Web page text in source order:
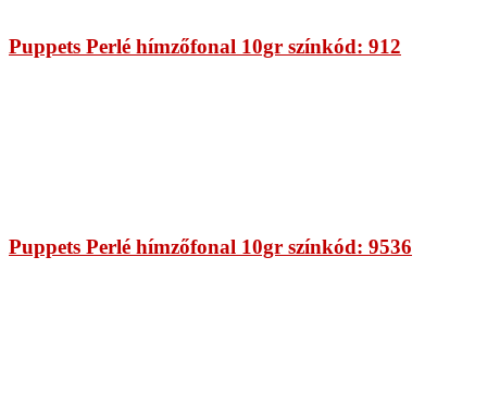
Puppets Perlé hímzőfonal 10gr színkód: 912
Puppets Perlé hímzőfonal 10gr színkód: 9536